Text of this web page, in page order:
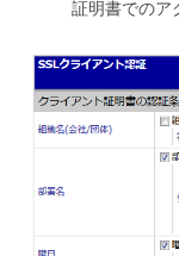
証明書でのア